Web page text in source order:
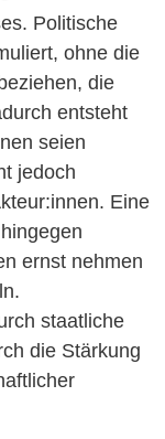
Politische
ohne die
die
entsteht
seien
jedoch
Eine
ernst nehmen
staatliche
die Stärkung